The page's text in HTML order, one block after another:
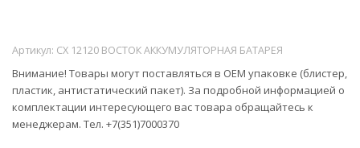
Артикул: СХ 12120 ВОСТОК АККУМУЛЯТОРНАЯ БАТАРЕЯ
Внимание! Товары могут поставляться в ОЕМ упаковке (блистер,
пластик, антистатический пакет). За подробной информацией о
комплектации интересующего вас товара обращайтесь к
менеджерам. Тел. +7(351)7000370